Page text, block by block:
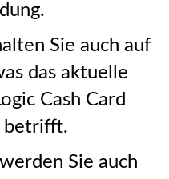
Sie auch auf
das aktuelle
Cash Card
betrifft.
Sie auch